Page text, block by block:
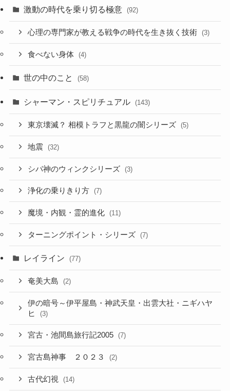
激動の時代を乗り切る極意 (92)
心理の専門家が教える戦争の時代を生き抜く技術 (3)
食べない身体 (4)
世の中のこと (58)
シャーマン・スピリチュアル (143)
東京壊滅？ 相模トラフと黒龍の闇シリーズ (5)
地震 (32)
シバ神のウィンクシリーズ (3)
浄化の乗りきり方 (7)
魔境・内観・霊的進化 (11)
ターニングポイント・シリーズ (7)
レイライン (77)
奄美大島 (2)
伊の暗号～伊平屋島・神武天皇・出雲大社・ニギハヤ
ヒ
(3)
宮古・池間島旅行記2005 (7)
宮古島神事 ２０２３ (2)
古代幻視 (14)